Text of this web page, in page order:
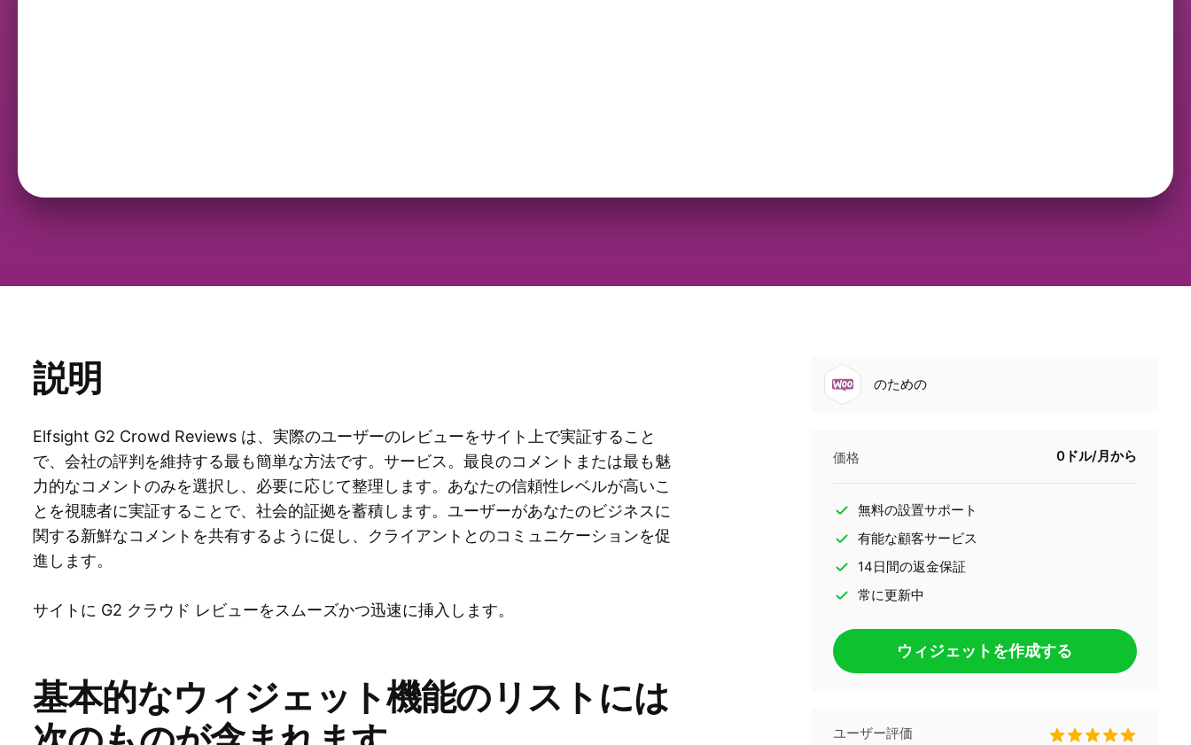
説明
Elfsight G2 Crowd Reviews は、実際のユーザーのレビューをサイト上で実証すること
で、会社の評判を維持する最も簡単な方法です。サービス。最良のコメントまたは最も魅
力的なコメントのみを選択し、必要に応じて整理します。あなたの信頼性レベルが高いこ
とを視聴者に実証することで、社会的証拠を蓄積します。ユーザーがあなたのビジネスに
関する新鮮なコメントを共有するように促し、クライアントとのコミュニケーションを促
進します。
サイトに G2 クラウド レビューをスムーズかつ迅速に挿入します。
基本的なウィジェット機能のリストには
のための
価格 0ドル/月から
無料の設置サポート
有能な顧客サービス
14日間の返金保証
常に更新中
ウィジェットを作成する
ユーザー評価